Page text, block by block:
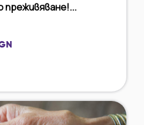
преживяване!...